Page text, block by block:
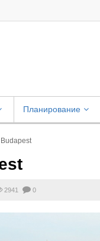
Планирование
2941 0